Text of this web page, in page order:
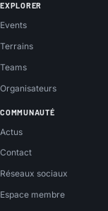
EXPLORER
Events
Terrains
Teams
Organisateurs
COMMUNAUTÉ
Actus
Contact
Réseaux sociaux
Espace membre